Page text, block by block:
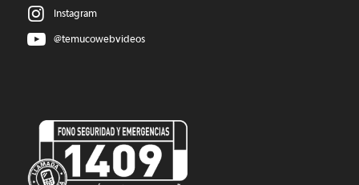
Instagram
@temucowebvideos